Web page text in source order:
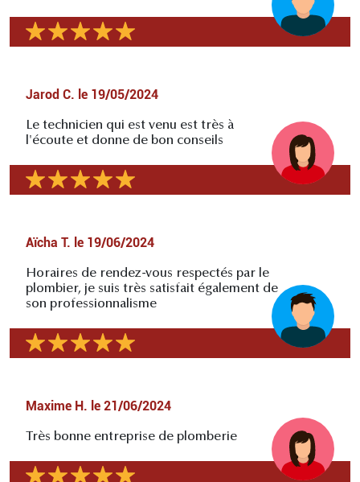
Jarod C. le 19/05/2024
Le technicien qui est venu est très à
l'écoute et donne de bon conseils
Aïcha T. le 19/06/2024
Horaires de rendez-vous respectés par le
plombier, je suis très satisfait également de
son professionnalisme
Maxime H. le 21/06/2024
Très bonne entreprise de plomberie